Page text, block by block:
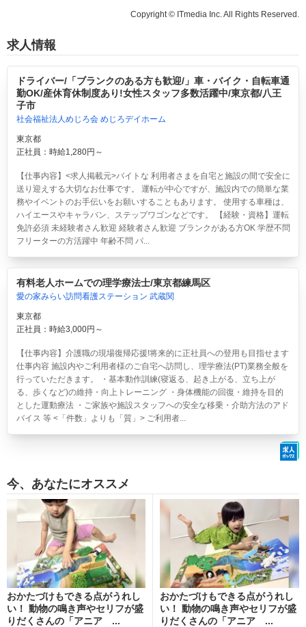
Copyright © ITmedia Inc. All Rights Reserved.
求人情報
ドライバー/「ブランクのある方も歓迎/」車・バイク・自転車通
勤OK/産休育休制度あり!女性スタッフ多数活躍中/東京都/八王
子市
社会福祉法人めじろ会 めじろデイホーム
東京都
正社員：時給1,280円～
【仕事内容】<求人掲載元>バイトな 利用者さまを自宅と施設の間で安全に
送り迎えする大切なお仕事です。 運転が中心ですが、施設内での簡単な業
務やイベントのお手伝いをお願いすることもあります。 使用する車種は、
ハイエースやキャラバン、ステップワゴンなどです。 【経験・資格】運転
免許必須 未経験者さん歓迎 経験者さん歓迎 ブランクがある方OK 学歴不問
フリーターの方活躍中 年齢不問 パ...
有料老人ホームでの理学療法士/東京都練馬区
愛の家みらい訪問看護ステーション 武蔵関
東京都
正社員：時給3,000円～
【仕事内容】介護職の現場復帰応援!将来的に正社員への登用も目指せます
仕事内容 施設内やご利用者様のご自宅へ訪問し、理学療法(PT)業務全般を
行っていただきます。 ・基本動作訓練(寝返る、起き上がる、立ち上が
る、歩くなど)の維持・向上トレーニング ・身体機能の回復・維持を目的
とした運動療法 ・ご家族や施設スタッフへの安全な移乗・介助方法のアド
バイス 等 <「件数」よりも「質」> ご利用者...
今、あなたにオススメ
おかたづけもできる点がうれし
い！ 動物の鳴き声やセリフが盛
りだくさんの「アニア ...
おかたづけもできる点がうれし
い！ 動物の鳴き声やセリフが盛
りだくさんの「アニア ...